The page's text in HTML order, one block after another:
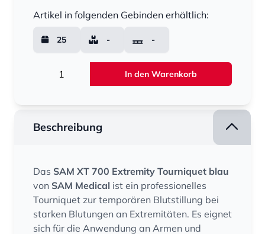
Artikel in folgenden Gebinden erhältlich:
25 - -
In den Warenkorb
Beschreibung
Das SAM XT 700 Extremity Tourniquet blau
von SAM Medical ist ein professionelles
Tourniquet zur temporären Blutstillung bei
starken Blutungen an Extremitäten. Es eignet
sich für die Anwendung an Armen und